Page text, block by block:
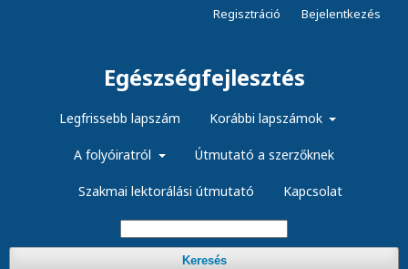
Egészségfejlesztés
Legfrissebb lapszám Korábbi lapszámok
A folyóiratról Útmutató a szerzőknek
Szakmai lektorálási útmutató Kapcsolat
Keresés
Regisztráció Bejelentkezés